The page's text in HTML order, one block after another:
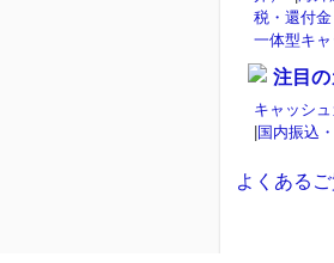
税・還付金
一体型キャ
注目
キャッシ
|国内振込
よくある